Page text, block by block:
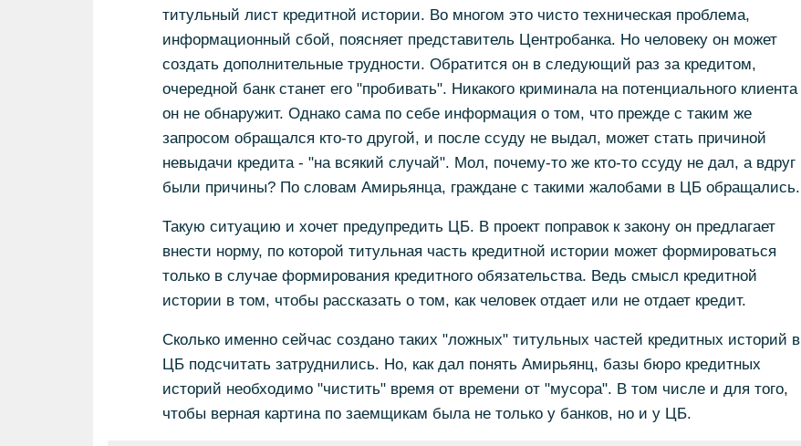
титульный лист кредитной истории. Во многом это чисто техническая проблема,
информационный сбой, поясняет представитель Центробанка. Но человеку он может
создать дополнительные трудности. Обратится он в следующий раз за кредитом,
очередной банк станет его "пробивать". Никакого криминала на потенциального клиента
он не обнаружит. Однако сама по себе информация о том, что прежде с таким же
запросом обращался кто-то другой, и после ссуду не выдал, может стать причиной
невыдачи кредита - "на всякий случай". Мол, почему-то же кто-то ссуду не дал, а вдруг
были причины? По словам Амирьянца, граждане с такими жалобами в ЦБ обращались.
Такую ситуацию и хочет предупредить ЦБ. В проект поправок к закону он предлагает
внести норму, по которой титульная часть кредитной истории может формироваться
только в случае формирования кредитного обязательства. Ведь смысл кредитной
истории в том, чтобы рассказать о том, как человек отдает или не отдает кредит.
Сколько именно сейчас создано таких "ложных" титульных частей кредитных историй в
ЦБ подсчитать затруднились. Но, как дал понять Амирьянц, базы бюро кредитных
историй необходимо "чистить" время от времени от "мусора". В том числе и для того,
чтобы верная картина по заемщикам была не только у банков, но и у ЦБ.